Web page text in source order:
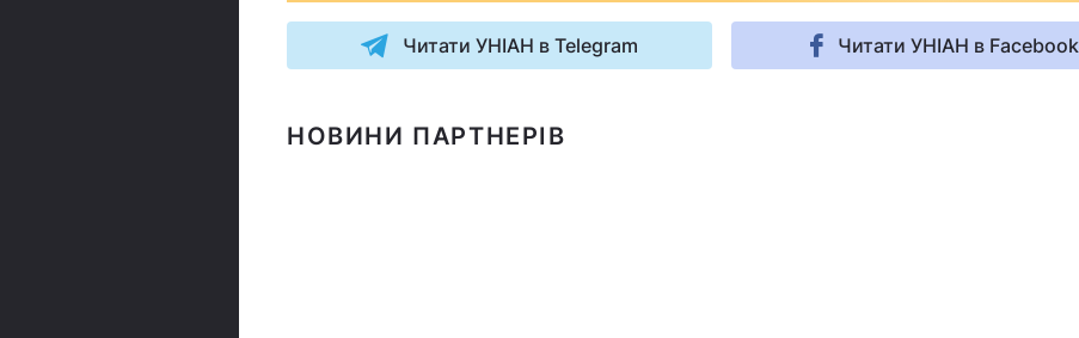
Читати УНІАН в Telegram Читати УНІАН в Facebook
НОВИНИ ПАРТНЕРІВ